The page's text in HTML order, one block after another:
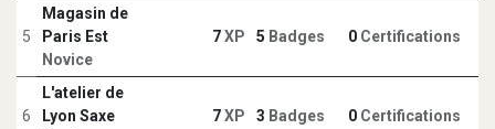
5
Magasin de
Paris Est
Novice
7 XP 5 Badges 0 Certifications
6
L'atelier de
Lyon Saxe
7 XP 3 Badges 0 Certifications